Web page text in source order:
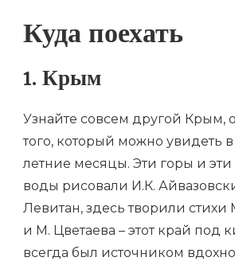
Куда поехать
1. Крым
Узнайте совсем другой Крым,
того, который можно увидеть
летние месяцы. Эти горы и
воды рисовали И.К.
Левитан, здесь творили
и М. Цветаева – этот край под
всегда был источником